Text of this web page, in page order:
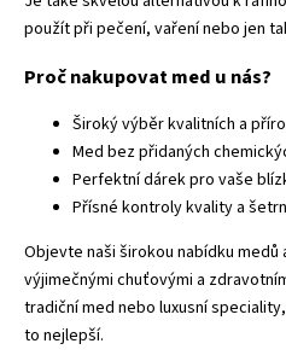
použít při pečení, vaření nebo jen
Proč nakupovat med u nás?
Široký výběr kvalitních a
Med bez přidaných
Perfektní dárek pro vaše
Přísné kontroly kvality a
Objevte naši širokou nabídku
výjimečnými chuťovými a
tradiční med nebo luxusní
to nejlepší.